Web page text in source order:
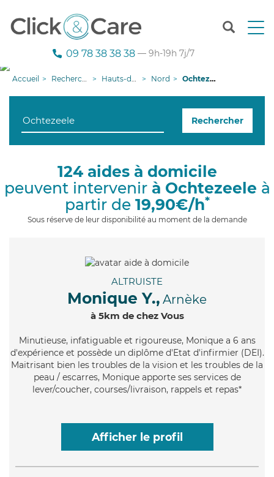
T
n
g
i
09 78 38 38 38 — 9h-19h 7j/7
Accueil Recherche aide à domicile Hauts-de-France Nord Ochtezeele
Rechercher
124 aides à domicile
peuvent intervenir à Ochtezeele à
partir de 19,90€/h*
Sous réserve de leur disponibilité au moment de la demande
ALTRUISTE
Monique Y., Arnèke
à 5km de chez Vous
Minutieuse, infatiguable et rigoureuse, Monique a 6 ans
d'expérience et possède un diplôme d'Etat d'infirmier (DEI).
Maitrisant bien les troubles de la vision et les troubles de la
peau / escarres, Monique apporte ses services de
lever/coucher, courses/livraison, rappels et repas*
Afficher le profil